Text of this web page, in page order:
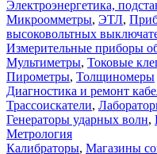
Электроэнергетика,
Микроомметры, ЭТЛ,
высоковольтных
Измерительные приборы
Мультиметры, Токовые
Пирометры, Толщиномеры
Диагностика и ремонт
Трассоискатели,
Генераторы ударных волн,
Метрология
Калибраторы, Магазины